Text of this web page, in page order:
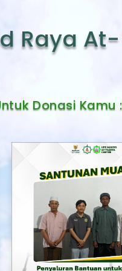
Raya At-
Donasi Kamu :